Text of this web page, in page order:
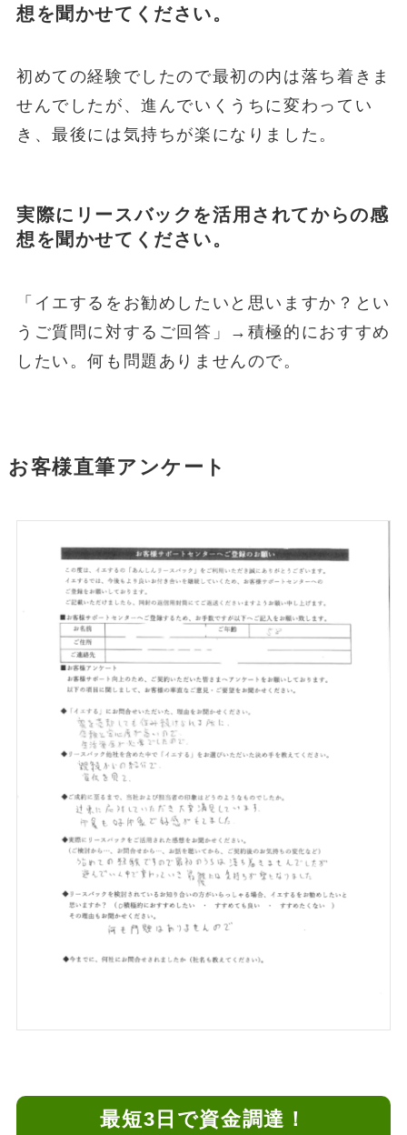
想を聞かせてください。
初めての経験でしたので最初の内は落ち着きま
せんでしたが、進んでいくうちに変わってい
き、最後には気持ちが楽になりました。
実際にリースバックを活用されてからの感
想を聞かせてください。
「イエするをお勧めしたいと思いますか？とい
うご質問に対するご回答」→積極的におすすめ
したい。何も問題ありませんので。
お客様直筆アンケート
最短3日で資金調達！